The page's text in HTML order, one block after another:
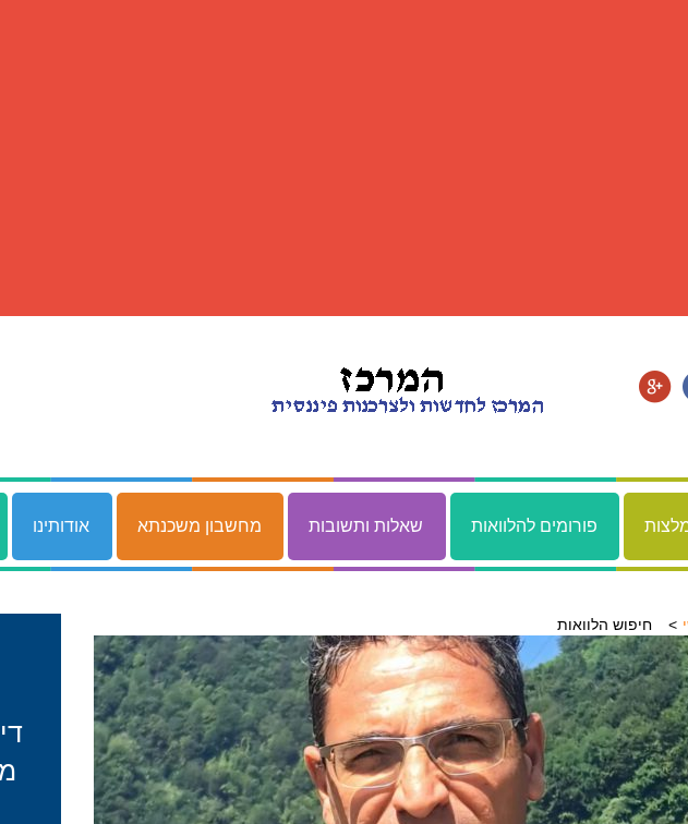
פורומים להלוואות שאלות ותשובות מחשבון משכנתא אודותינו
חיפוש הלוואות